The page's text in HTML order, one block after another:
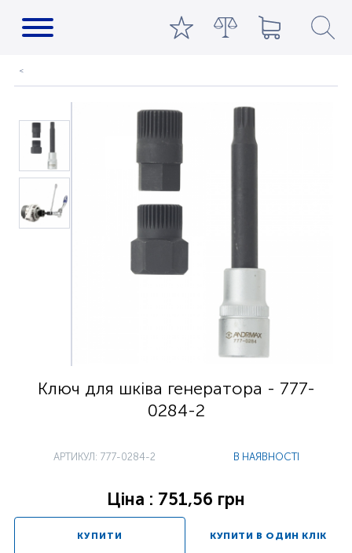
Ключ для шківа генератора - 777-
0284-2
АРТИКУЛ: 777-0284-2 В НАЯВНОСТІ
Ціна : 751,56 грн
КУПИТИ КУПИТИ В ОДИН КЛІК